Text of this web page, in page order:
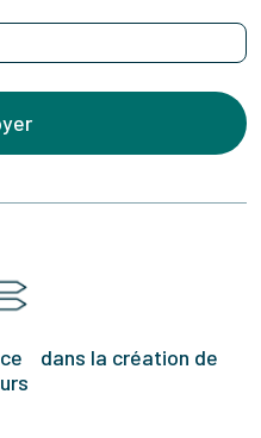
dans la création de